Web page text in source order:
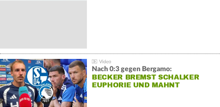
Nach 0:3 gegen Bergamo:
BECKER BREMST SCHALKER
EUPHORIE UND MAHNT